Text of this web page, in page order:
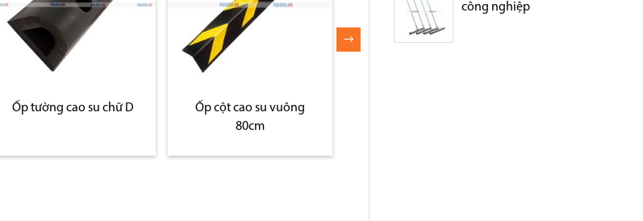
Ốp cột cao su vuông
công nghiệp